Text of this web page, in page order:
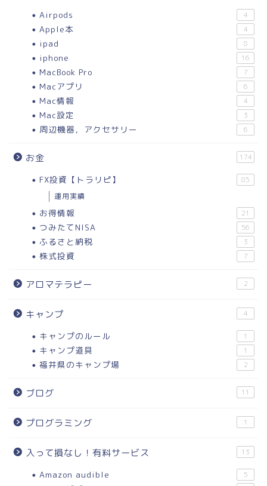
Airpods 4
Apple本 4
ipad 8
iphone 16
MacBook Pro 7
Macアプリ 6
Mac情報 4
Mac設定 3
周辺機器，アクセサリー 6
お金 174
FX投資【トラリピ】 85
運用実績
お得情報 21
つみたてNISA 56
ふるさと納税 3
株式投資 7
アロマテラピー 2
キャンプ 4
キャンプのルール 1
キャンプ道具 1
福井県のキャンプ場 2
ブログ 11
プログラミング 1
入って損なし！有料サービス 13
Amazon audible 5